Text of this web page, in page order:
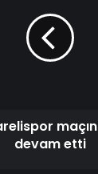
devam etti